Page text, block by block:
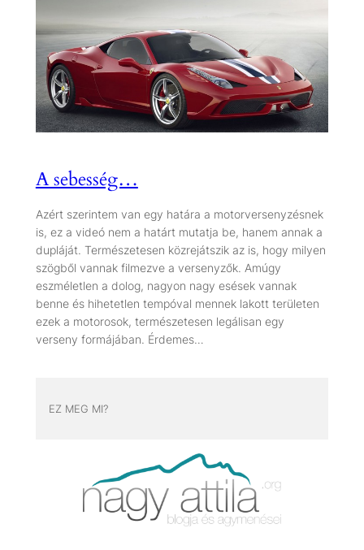
A sebesség…
Azért szerintem van egy határa a motorversenyzésnek
is, ez a videó nem a határt mutatja be, hanem annak a
dupláját. Természetesen közrejátszik az is, hogy milyen
szögből vannak filmezve a versenyzők. Amúgy
eszméletlen a dolog, nagyon nagy esések vannak
benne és hihetetlen tempóval mennek lakott területen
ezek a motorosok, természetesen legálisan egy
verseny formájában. Érdemes…
EZ MEG MI?